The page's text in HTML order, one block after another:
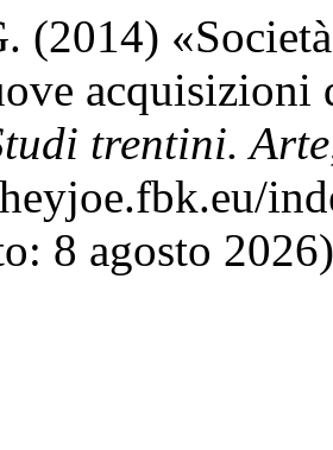
(2014)
trentini. Arte
8 agosto